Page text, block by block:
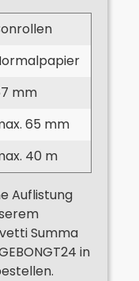
mm
65 mm
40 m
Auflistung
Summa
in